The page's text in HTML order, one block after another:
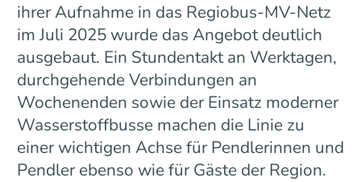
ihrer Aufnahme in das Regiobus-MV-Netz
im Juli 2025 wurde das Angebot deutlich
ausgebaut. Ein Stundentakt an Werktagen,
durchgehende Verbindungen an
Wochenenden sowie der Einsatz moderner
Wasserstoffbusse machen die Linie zu
einer wichtigen Achse für Pendlerinnen und
Pendler ebenso wie für Gäste der Region.